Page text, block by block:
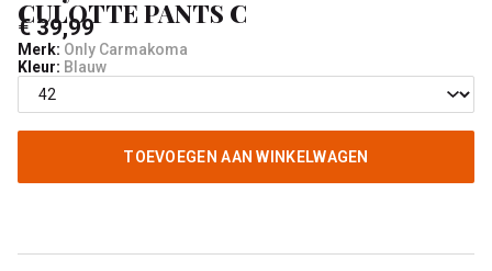
CULOTTE PANTS C
€ 39,99
Merk: Only Carmakoma
Kleur: Blauw
TOEVOEGEN AAN WINKELWAGEN